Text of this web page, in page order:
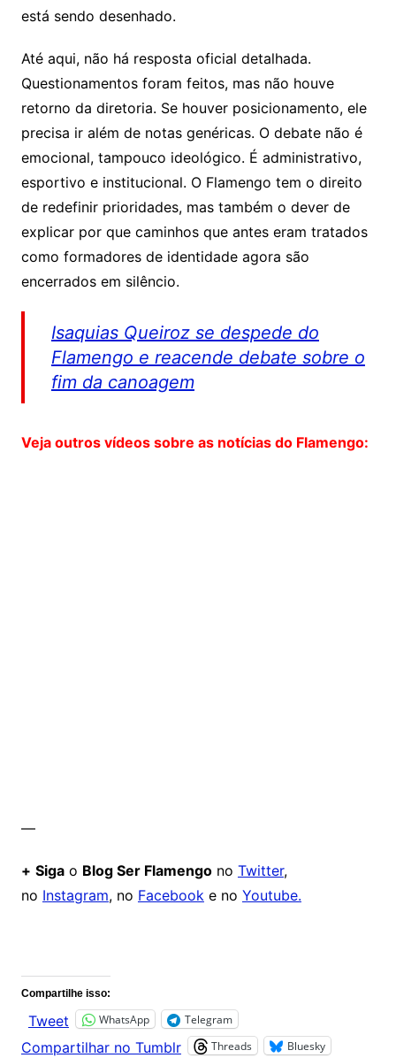
está sendo desenhado.
Até aqui, não há resposta oficial detalhada.
Questionamentos foram feitos, mas não houve
retorno da diretoria. Se houver posicionamento, ele
precisa ir além de notas genéricas. O debate não é
emocional, tampouco ideológico. É administrativo,
esportivo e institucional. O Flamengo tem o direito
de redefinir prioridades, mas também o dever de
explicar por que caminhos que antes eram tratados
como formadores de identidade agora são
encerrados em silêncio.
Isaquias Queiroz se despede do
Flamengo e reacende debate sobre o
fim da canoagem
Veja outros vídeos sobre as notícias do Flamengo:
—
+ Sigao Blog Ser Flamengono Twitter,
no Instagram, no Facebooke no Youtube.
Compartilhe isso:
Tweet WhatsApp Telegram
Compartilhar no Tumblr Threads Bluesky